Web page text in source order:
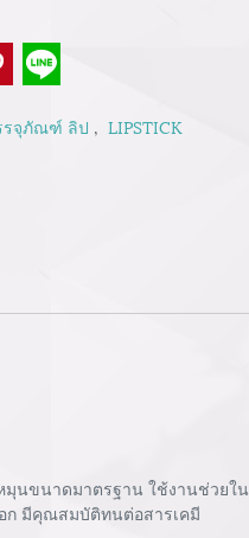
รจุภัณฑ์ ลิป , LIPSTICK
มุนขนาดมาตรฐาน ใช้งานช่วยใน
ก มีคุณสมบัติทนต่อสารเคมี